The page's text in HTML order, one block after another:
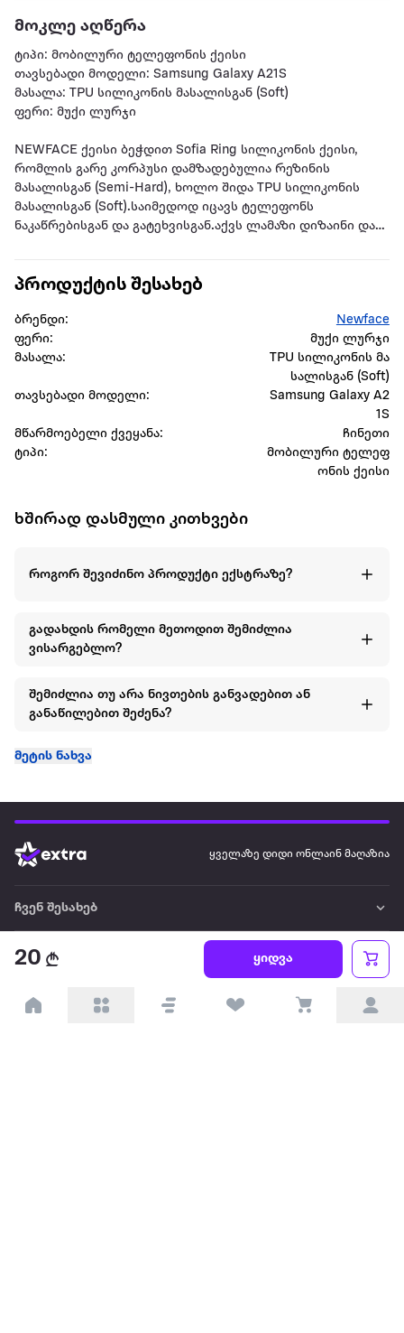
მოკლე აღწერა
ტიპი: მობილური ტელეფონის ქეისი
თავსებადი მოდელი: Samsung Galaxy A21S
მასალა: TPU სილიკონის მასალისგან (Soft)
ფერი: მუქი ლურჯი
NEWFACE ქეისი ბეჭდით Sofia Ring სილიკონის ქეისი,
რომლის გარე კორპუსი დამზადებულია რეზინის
მასალისგან (Semi-Hard), ხოლო შიდა TPU სილიკონის
მასალისგან (Soft).საიმედოდ იცავს ტელეფონს
ნაკაწრებისგან და გატეხვისგან.აქვს ლამაზი დიზაინი და
დამზადებულია არა მავნე ნედლეულისგან.არ
20 ყიდვა
პროდუქტის შესახებ
ბრენდი:
Newface
ფერი:
მუქი ლურჯი
მასალა:
TPU სილიკონის მა
სალისგან (Soft)
თავსებადი მოდელი:
Samsung Galaxy A2
1S
მწარმოებელი ქვეყანა:
ჩინეთი
ტიპი:
მობილური ტელეფ
ონის ქეისი
ხშირად დასმული კითხვები
როგორ შევიძინო პროდუქტი ექსტრაზე?
გადახდის რომელი მეთოდით შემიძლია
ვისარგებლო?
შემიძლია თუ არა ნივთების განვადებით ან
განაწილებით შეძენა?
მეტის ნახვა
ყველაზე დიდი ონლაინ მაღაზია
ჩვენ შესახებ
წესები და პირობები
პარტნიორებისთვის